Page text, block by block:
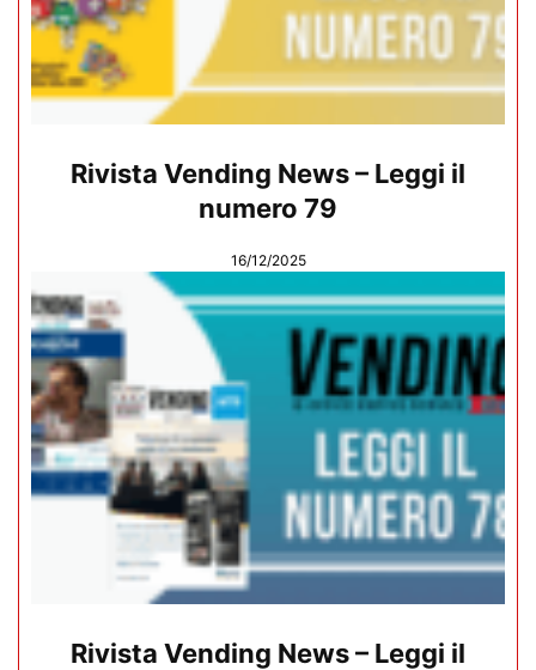
Rivista Vending News – Leggi il
numero 79
16/12/2025
Rivista Vending News – Leggi il